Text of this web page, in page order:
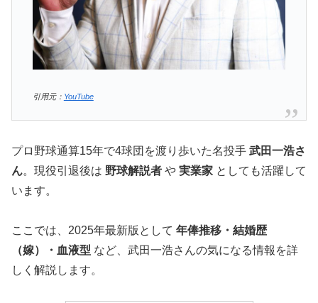
引用元： YouTube
プロ野球通算15年で4球団を渡り歩いた名投手 武田一浩さ
ん。現役引退後は 野球解説者 や 実業家 としても活躍して
います。
ここでは、2025年最新版として 年俸推移・結婚歴
（嫁）・血液型 など、武田一浩さんの気になる情報を詳
しく解説します。